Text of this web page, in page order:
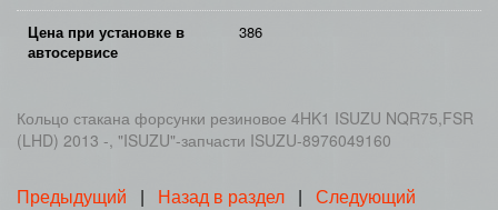
Цена при установке в
автосервисе
386
Кольцо стакана форсунки резиновое 4HK1 ISUZU NQR75,FSR
(LHD) 2013 -, "ISUZU"-запчасти ISUZU-8976049160
Предыдущий | Назад в раздел | Следующий